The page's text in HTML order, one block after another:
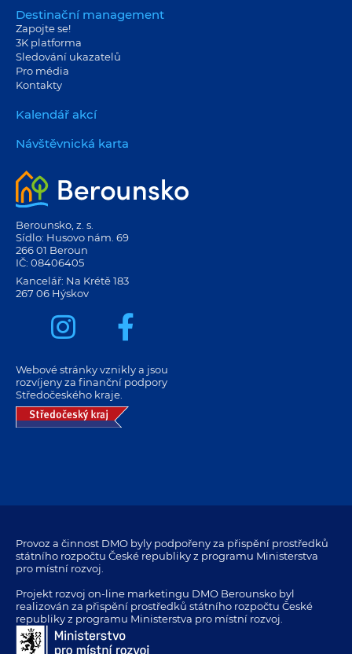
Destinační management
Zapojte se!
3K platforma
Sledování ukazatelů
Pro média
Kontakty
Kalendář akcí
Návštěvnická karta
Berounsko, z. s.
Sídlo: Husovo nám. 69
266 01 Beroun
IČ: 08406405
Kancelář: Na Krétě 183
267 06 Hýskov
Webové stránky vznikly a jsou
rozvíjeny za finanční podpory
Středočeského kraje.
Provoz a činnost DMO byly podpořeny za přispění prostředků
státního rozpočtu České republiky z programu Ministerstva
pro místní rozvoj.
Projekt rozvoj on-line marketingu DMO Berounsko byl
realizován za přispění prostředků státního rozpočtu České
republiky z programu Ministerstva pro místní rozvoj.